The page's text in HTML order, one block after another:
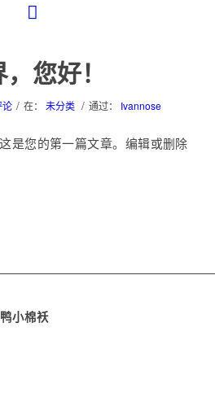
您好！
论 / 在： 未分类 / 通过： Ivannose
是您的第一篇文章。编辑或删除
小棉袄